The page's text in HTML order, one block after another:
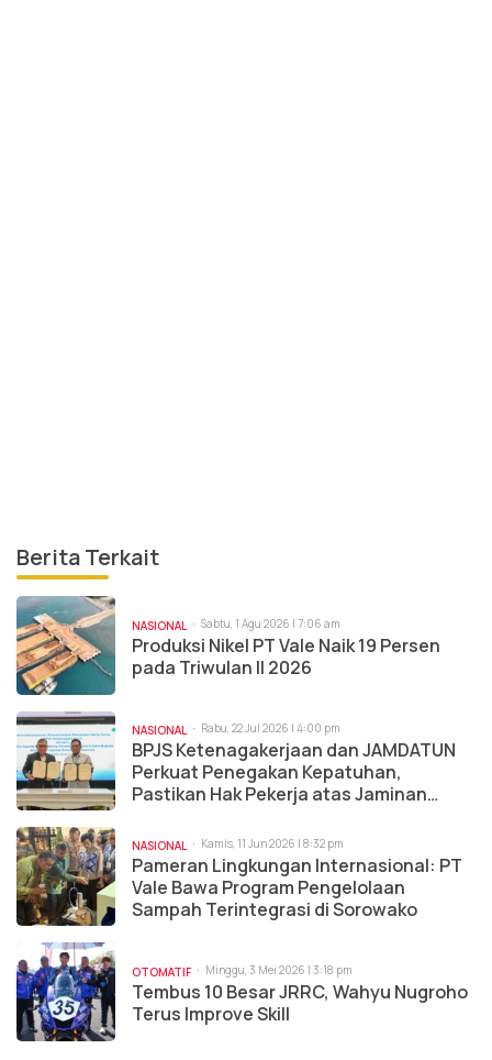
Berita Terkait
NASIONAL Sabtu, 1 Agu 2026 | 7:06 am
Produksi Nikel PT Vale Naik 19 Persen
pada Triwulan II 2026
NASIONAL Rabu, 22 Jul 2026 | 4:00 pm
BPJS Ketenagakerjaan dan JAMDATUN
Perkuat Penegakan Kepatuhan,
Pastikan Hak Pekerja atas Jaminan
NASIONAL Kamis, 11 Jun 2026 | 8:32 pm
Pameran Lingkungan Internasional: PT
Vale Bawa Program Pengelolaan
Sampah Terintegrasi di Sorowako
OTOMATIF Minggu, 3 Mei 2026 | 3:18 pm
Tembus 10 Besar JRRC, Wahyu Nugroho
Terus Improve Skill